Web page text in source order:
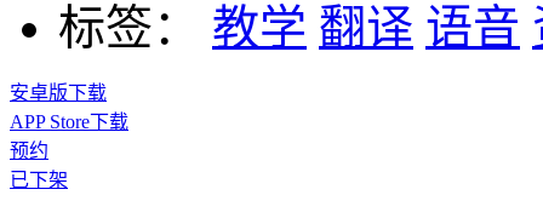
标签：
教学 翻译 语音
安卓版下载
APP Store下载
预约
已下架